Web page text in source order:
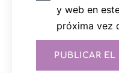
y web en
próxima vez